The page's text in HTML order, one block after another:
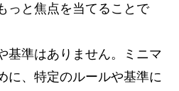
っと焦点を当てることで
基準はありません。ミニマ
に、特定のルールや基準に